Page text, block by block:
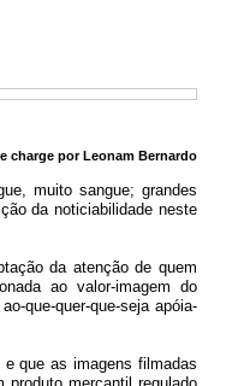
charge por Leonam Bernardo
muito sangue; grandes
da noticiabilidade neste
da atenção de quem
ao valor-imagem do
que-quer-que-seja apóia-
que as imagens filmadas